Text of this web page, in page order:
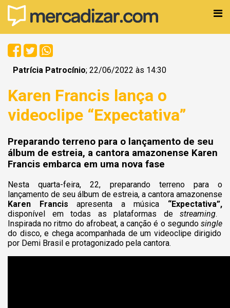
Patrícia Patrocínio; 22/06/2022 às 14:30
Karen Francis lança o
videoclipe “Expectativa”
Preparando terreno para o lançamento de seu
álbum de estreia, a cantora amazonense Karen
Francis embarca em uma nova fase
Nesta quarta-feira, 22, preparando terreno para o
lançamento de seu álbum de estreia, a cantora amazonense
Karen Francis apresenta a música “Expectativa”,
disponível em todas as plataformas destreaming.
Inspirada no ritmo do afrobeat, a canção é o segundo single
do disco, e chega acompanhada de um videoclipe dirigido
por Demi Brasil e protagonizado pela cantora.